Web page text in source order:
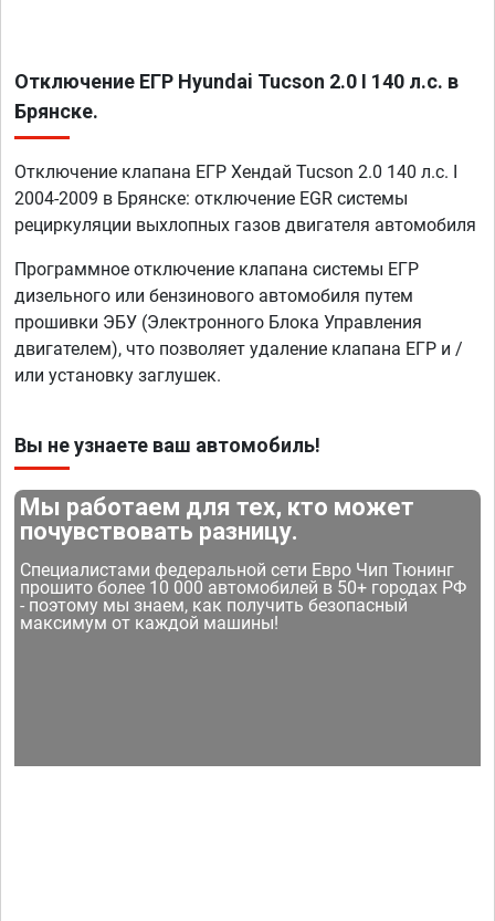
Отключение ЕГР Hyundai Tucson 2.0 I 140 л.с. в
Брянске.
Отключение клапана ЕГР Хендай Tucson 2.0 140 л.с. I
2004-2009 в Брянске: отключение EGR системы
рециркуляции выхлопных газов двигателя автомобиля
Программное отключение клапана системы ЕГР
дизельного или бензинового автомобиля путем
прошивки ЭБУ (Электронного Блока Управления
двигателем), что позволяет удаление клапана ЕГР и /
или установку заглушек.
Вы не узнаете ваш автомобиль!
Мы работаем для тех, кто может
почувствовать разницу.
Специалистами федеральной сети Евро Чип Тюнинг
прошито более 10 000 автомобилей в 50+ городах РФ
- поэтому мы знаем, как получить безопасный
максимум от каждой машины!